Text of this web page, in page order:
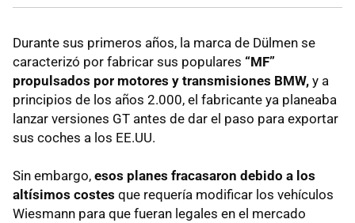
Durante sus primeros años, la marca de Dülmen se
caracterizó por fabricar sus populares “MF”
propulsados ​​por motores y transmisiones BMW, y a
principios de los años 2.000, el fabricante ya planeaba
lanzar versiones GT antes de dar el paso para exportar
sus coches a los EE.UU.
Sin embargo, esos planes fracasaron debido a los
altísimos costes que requería modificar los vehículos
Wiesmann para que fueran legales en el mercado